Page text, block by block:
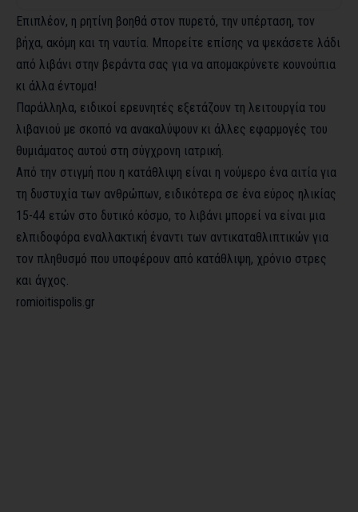
Επιπλέον, η ρητίνη βοηθά στον πυρετό, την υπέρταση, τον
βήχα, ακόμη και τη ναυτία. Μπορείτε επίσης να ψεκάσετε λάδι
από λιβάνι στην βεράντα σας για να απομακρύνετε κουνούπια
κι άλλα έντομα!
Παράλληλα, ειδικοί ερευνητές εξετάζουν τη λειτουργία του
λιβανιού με σκοπό να ανακαλύψουν κι άλλες εφαρμογές του
θυμιάματος αυτού στη σύγχρονη ιατρική.
Από την στιγμή που η κατάθλιψη είναι η νούμερο ένα αιτία για
τη δυστυχία των ανθρώπων, ειδικότερα σε ένα εύρος ηλικίας
15-44 ετών στο δυτικό κόσμο, το λιβάνι μπορεί να είναι μια
ελπιδοφόρα εναλλακτική έναντι των αντικαταθλιπτικών για
τον πληθυσμό που υποφέρουν από κατάθλιψη, χρόνιο στρες
και άγχος.
romioitispolis.gr